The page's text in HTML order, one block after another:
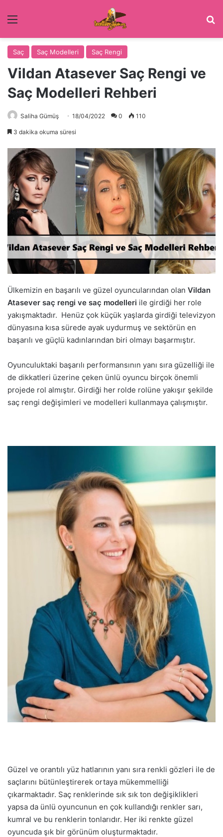
Menü
Saç Saç Modelleri Saç Rengi
Vildan Atasever Saç Rengi ve
Saç Modelleri Rehberi
Saliha Gümüş 18/04/2022 0 110
3 dakika okuma süresi
Ülkemizin en başarılı ve güzel oyuncularından olan Vildan
Atasever saç rengi ve saç modelleri ile girdiği her role
yakışmaktadır. Henüz çok küçük yaşlarda girdiği televizyon
dünyasına kısa sürede ayak uydurmuş ve sektörün en
başarılı ve güçlü kadınlarından biri olmayı başarmıştır.
Oyunculuktaki başarılı performansının yanı sıra güzelliği ile
de dikkatleri üzerine çeken ünlü oyuncu birçok önemli
projede rol almıştır. Girdiği her rolde rolüne yakışır şekilde
saç rengi değişimleri ve modelleri kullanmaya çalışmıştır.
Güzel ve orantılı yüz hatlarının yanı sıra renkli gözleri ile de
saçlarını bütünleştirerek ortaya mükemmelliği
çıkarmaktadır. Saç renklerinde sık sık ton değişiklikleri
yapsa da ünlü oyuncunun en çok kullandığı renkler sarı,
kumral ve bu renklerin tonlarıdır. Her iki renkte güzel
oyuncuda şık bir görünüm oluşturmaktadır.